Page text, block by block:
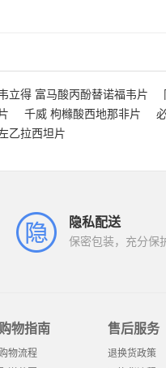
立得 富马酸丙酚替诺福韦片
千威 枸橼酸西地那非片
乙拉西坦片
隐私配送
保密包装，充分保
购物指南
购物流程
售后服务
退换货政策